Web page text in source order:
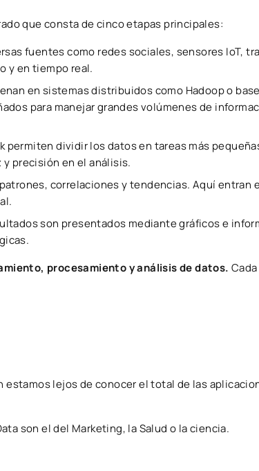
que consta de cinco etapas principales:
fuentes como redes sociales, sensores IoT,
y en tiempo real.
en sistemas distribuidos como Hadoop o
para manejar grandes volúmenes de
permiten dividir los datos en tareas más
precisión en el análisis.
correlaciones y tendencias. Aquí entran
son presentados mediante gráficos e
procesamiento y análisis de datos.
estamos lejos de conocer el total de las
son el del Marketing, la Salud o la ciencia.